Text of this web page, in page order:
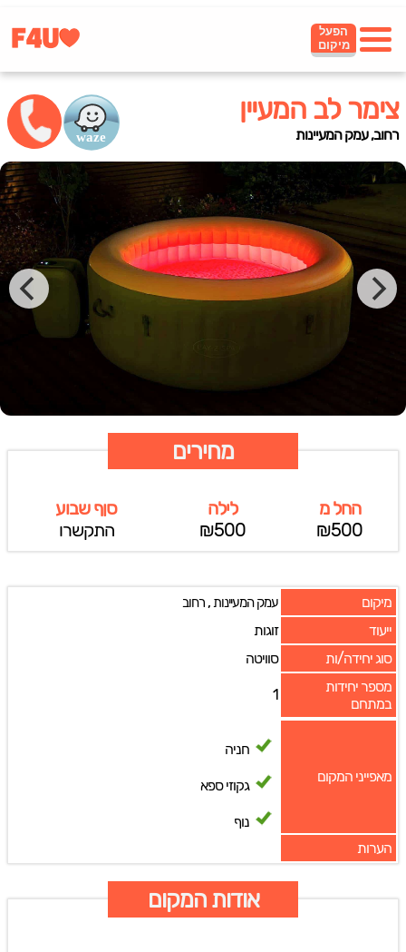
הפעל
מיקום
צימר לב המעיין
רחוב, עמק המעיינות
מחירים
החל מ
₪500
לילה
₪500
סןף שבוע
התקשרו
מיקום עמק המעיינות, רחוב
ייעוד
זוגות
סוג יחידה/ות
סוויטה
מספר יחידות
במתחם
1
מאפייני המקום
חניה
גקוזי ספא
נוף
הערות
אודות המקום